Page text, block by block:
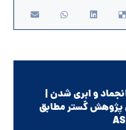
و ابری شدن |
پژوهش گستر مطابق